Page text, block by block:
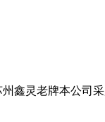
鑫灵老牌本公